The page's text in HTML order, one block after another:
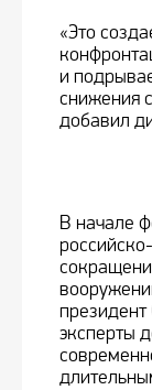
«Это
и
снижения
добавил
В начале
эксперты